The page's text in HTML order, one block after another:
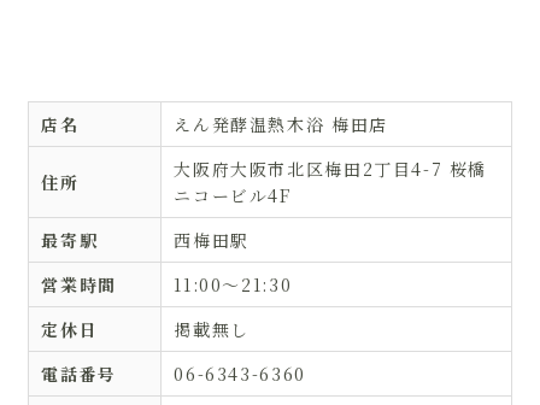
店名 えん発酵温熱木浴 梅田店
住所
大阪府大阪市北区梅田2丁目4-7 桜橋
ニコービル4F
最寄駅
西梅田駅
営業時間
11:00〜21:30
定休日
掲載無し
電話番号
06-6343-6360